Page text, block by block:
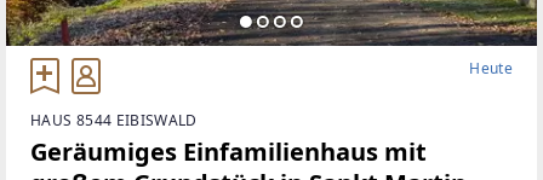
Heute
HAUS 8544 EIBISWALD
Geräumiges Einfamilienhaus mit